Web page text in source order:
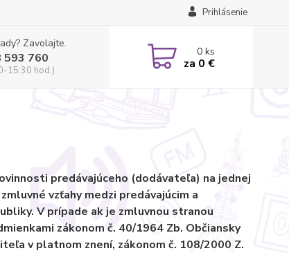
Prihlásenie
Zavolajte.
593 760
15:30 hod.)
0ks
za 0 €
predávajúceho (dodávateľa) na jednej
vzťahy medzi predávajúcim a
V prípade ak je zmluvnou stranou
zákonom č. 40/1964 Zb. Občiansky
v platnom znení, zákonom č. 108/2000 Z.